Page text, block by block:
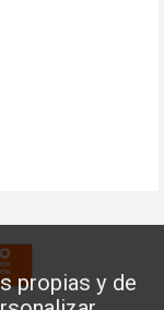
propias y de